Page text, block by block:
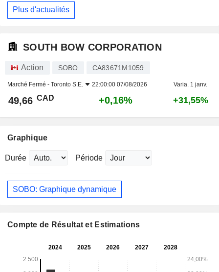
Plus d'actualités
SOUTH BOW CORPORATION
Action SOBO CA83671M1059
Marché Fermé - Toronto S.E. 22:00:00 07/08/2026 Varia. 1 janv.
49,66 CAD +0,16% +31,55%
Graphique
Durée Période
SOBO: Graphique dynamique
Compte de Résultat et Estimations